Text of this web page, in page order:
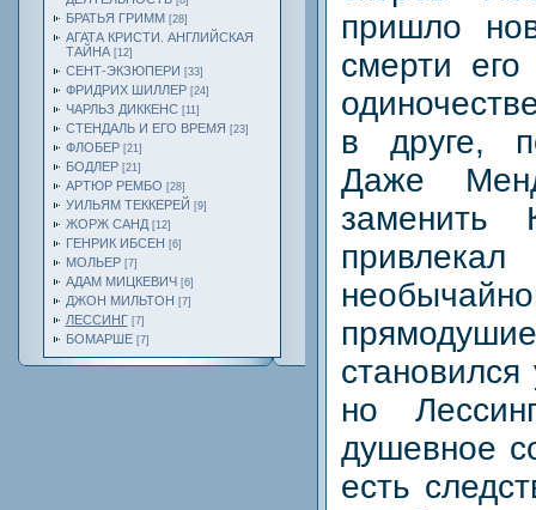
БРАТЬЯ ГРИММ [28]
АГАТА КРИСТИ. АНГЛИЙСКАЯ
ТАЙНА [12]
СЕНТ-ЭКЗЮПЕРИ [33]
ФРИДРИХ ШИЛЛЕР [24]
ЧАРЛЬЗ ДИККЕНС [11]
СТЕНДАЛЬ И ЕГО ВРЕМЯ [23]
ФЛОБЕР [21]
БОДЛЕР [21]
АРТЮР РЕМБО [28]
УИЛЬЯМ ТЕККЕРЕЙ [9]
ЖОРЖ САНД [12]
ГЕНРИК ИБСЕН [6]
МОЛЬЕР [7]
АДАМ МИЦКЕВИЧ [6]
ДЖОН МИЛЬТОН [7]
ЛЕССИНГ [7]
БОМАРШЕ [7]
пришло
смерти
в друге,
Даже
заменить
но
душевное
есть